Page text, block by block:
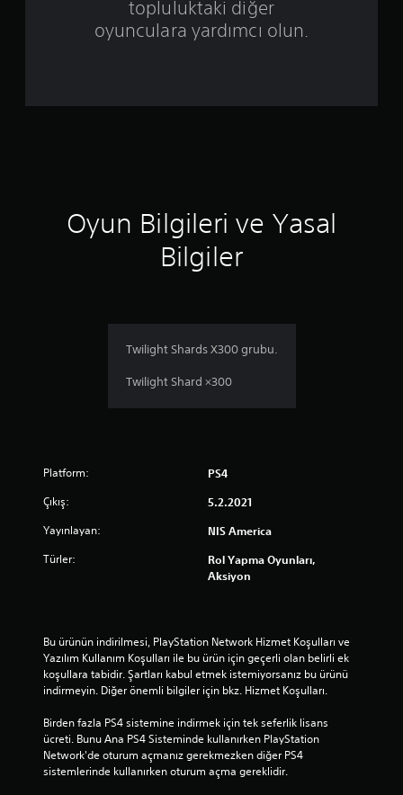
n
1
topluluktaki diğer
oyunculara yardımcı olun.
Oyun Bilgileri ve Yasal
Bilgiler
Twilight Shards X300 grubu.
Twilight Shard ×300
Platform: PS4
Çıkış: 5.2.2021
Yayınlayan: NIS America
Türler:
Rol Yapma Oyunları,
Aksiyon
Bu ürünün indirilmesi, PlayStation Network Hizmet Koşulları ve
Yazılım Kullanım Koşulları ile bu ürün için geçerli olan belirli ek
koşullara tabidir. Şartları kabul etmek istemiyorsanız bu ürünü
indirmeyin. Diğer önemli bilgiler için bkz. Hizmet Koşulları.
Birden fazla PS4 sistemine indirmek için tek seferlik lisans
ücreti. Bunu Ana PS4 Sisteminde kullanırken PlayStation
Network'de oturum açmanız gerekmezken diğer PS4
sistemlerinde kullanırken oturum açma gereklidir.